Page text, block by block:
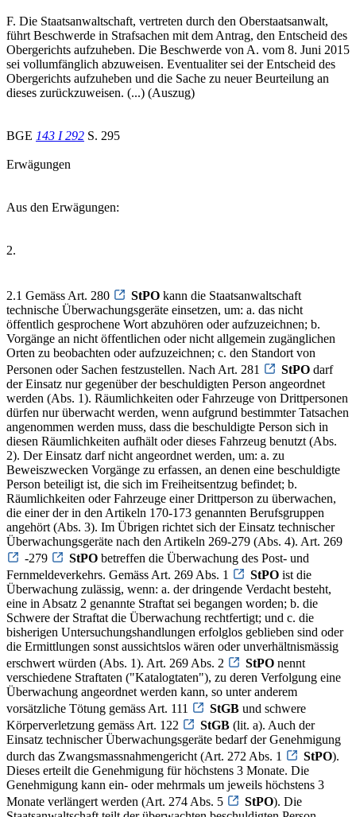
F. Die Staatsanwaltschaft, vertreten durch den Oberstaatsanwalt,
führt Beschwerde in Strafsachen mit dem Antrag, den Entscheid des
Obergerichts aufzuheben. Die Beschwerde von A. vom 8. Juni 2015
sei vollumfänglich abzuweisen. Eventualiter sei der Entscheid des
Obergerichts aufzuheben und die Sache zu neuer Beurteilung an
dieses zurückzuweisen. (...) (Auszug)
BGE 143 I 292 S. 295
Erwägungen
Aus den Erwägungen:
2.
2.1 Gemäss Art. 280 StPO kann die Staatsanwaltschaft
technische Überwachungsgeräte einsetzen, um: a. das nicht
öffentlich gesprochene Wort abzuhören oder aufzuzeichnen; b.
Vorgänge an nicht öffentlichen oder nicht allgemein zugänglichen
Orten zu beobachten oder aufzuzeichnen; c. den Standort von
Personen oder Sachen festzustellen. Nach Art. 281
StPO darf
der Einsatz nur gegenüber der beschuldigten Person angeordnet
werden (Abs. 1). Räumlichkeiten oder Fahrzeuge von Drittpersonen
dürfen nur überwacht werden, wenn aufgrund bestimmter Tatsachen
angenommen werden muss, dass die beschuldigte Person sich in
diesen Räumlichkeiten aufhält oder dieses Fahrzeug benutzt (Abs.
2). Der Einsatz darf nicht angeordnet werden, um: a. zu
Beweiszwecken Vorgänge zu erfassen, an denen eine beschuldigte
Person beteiligt ist, die sich im Freiheitsentzug befindet; b.
Räumlichkeiten oder Fahrzeuge einer Drittperson zu überwachen,
die einer der in den Artikeln 170-173 genannten Berufsgruppen
angehört (Abs. 3). Im Übrigen richtet sich der Einsatz technischer
Überwachungsgeräte nach den Artikeln 269-279 (Abs. 4). Art. 269
-279
StPO betreffen die Überwachung des Post- und
Fernmeldeverkehrs. Gemäss Art. 269 Abs. 1
StPO ist die
Überwachung zulässig, wenn: a. der dringende Verdacht besteht,
eine in Absatz 2 genannte Straftat sei begangen worden; b. die
Schwere der Straftat die Überwachung rechtfertigt; und c. die
bisherigen Untersuchungshandlungen erfolglos geblieben sind oder
die Ermittlungen sonst aussichtslos wären oder unverhältnismässig
erschwert würden (Abs. 1). Art. 269 Abs. 2
StPO nennt
verschiedene Straftaten ("Katalogtaten"), zu deren Verfolgung eine
Überwachung angeordnet werden kann, so unter anderem
vorsätzliche Tötung gemäss Art. 111
StGB und schwere
Körperverletzung gemäss Art. 122
StGB (lit. a). Auch der
Einsatz technischer Überwachungsgeräte bedarf der Genehmigung
durch das Zwangsmassnahmengericht (Art. 272 Abs. 1
StPO).
Dieses erteilt die Genehmigung für höchstens 3 Monate. Die
Genehmigung kann ein- oder mehrmals um jeweils höchstens 3
Monate verlängert werden (Art. 274 Abs. 5
StPO). Die